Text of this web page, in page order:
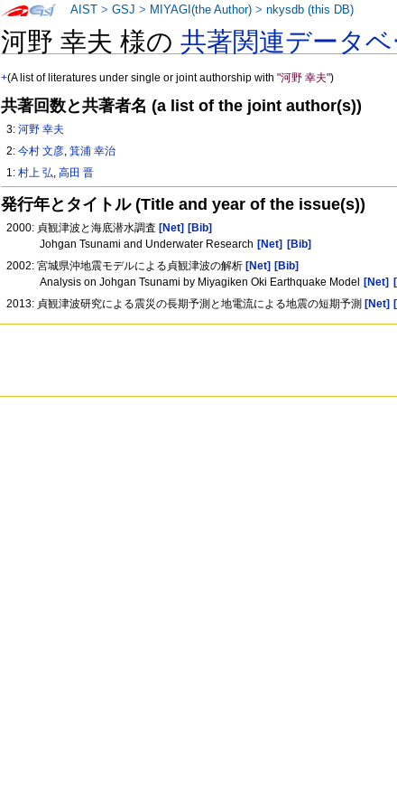
河野 幸夫 様の共著関連データベ
+(A list of literatures under single or joint authorship with"河野 幸夫")
共著回数と共著者名 (a list of the joint author(s))
3:河野 幸夫
2:今村 文彦,箕浦 幸治
1:村上 弘,高田 晋
発行年とタイトル (Title and year of the issue(s))
2000: 貞観津波と海底潜水調査 [Net] [Bib]
Johgan Tsunami and Underwater Research [Net]
[Bib]
2002: 宮城県沖地震モデルによる貞観津波の解析 [Net] [Bib]
Analysis on Johgan Tsunami by Miyagiken Oki Earthquake Model
[Net]
2013: 貞観津波研究による震災の長期予測と地電流による地震の短期予測 [Net]
AIST >GSJ > MIYAGI(the Author) >nkysdb (this DB)